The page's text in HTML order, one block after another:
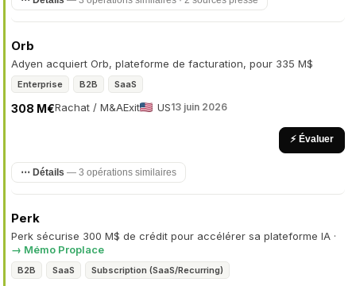
Orb
Adyen acquiert Orb, plateforme de facturation, pour 335 M$
Enterprise B2B SaaS
Rachat / M&A
308 M€ Exit US13 juin 2026
⚡ Évaluer
⋯ Détails — 3 opérations similaires
Perk
Perk sécurise 300 M$ de crédit pour accélérer sa plateforme IA ·
→ Mémo Proplace
B2B SaaS Subscription (SaaS/Recurring)